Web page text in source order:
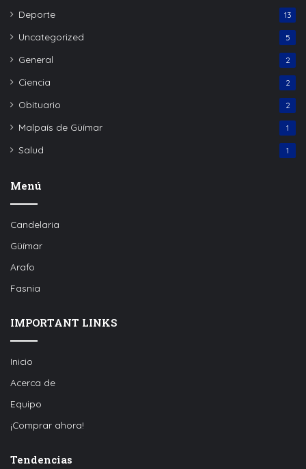
Deporte 13
Uncategorized 5
General 2
Ciencia 2
Obituario 2
Malpaís de Güímar 1
Salud 1
Menú
Candelaria
Güímar
Arafo
Fasnia
IMPORTANT LINKS
Inicio
Acerca de
Equipo
¡Comprar ahora!
Tendencias